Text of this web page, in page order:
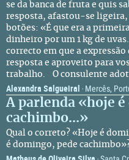
se da banca de fruta e quis
resposta, afastou-se ligeira,
botões: «É que era a
dinheiro por um 1 kg de
correcto em que a expressão
resposta e aproveito para
trabalho. O consulente
Alexandra Salgueiral · Mercês,
A parlenda «hoje
cachimbo...»
Qual o correto? «Hoje é
é domingo, pede